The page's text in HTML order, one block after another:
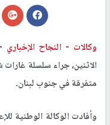
وكالات - النجاح الإخباري -
الاثنين، جراء سلسلة
متفرقة في جنوب لبنان.
وأفادت الوكالة الوطنية